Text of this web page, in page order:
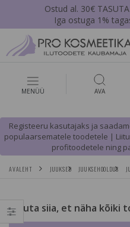
Ostud al. 30€
Iga ostuga 1%
MENÜÜ AVA
Registeeru kasutajaks ja
populaarsematele toodetele |
profitoodetele ning
AVALEHT JUUKSED JUUKSEHOOLDUS
Vajuta siia, et näha kõiki